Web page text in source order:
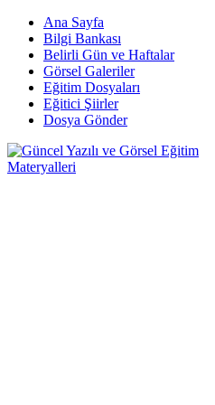
Ana Sayfa
Bilgi Bankası
Belirli Gün ve Haftalar
Görsel Galeriler
Eğitim Dosyaları
Eğitici Şiirler
Dosya Gönder